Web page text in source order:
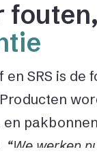
en SRS is
en
“We werken